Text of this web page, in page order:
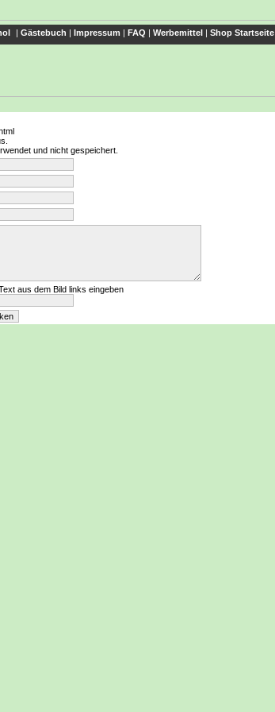
| Gästebuch | Impressum | FAQ | Werbemittel | Shop Startseite
und nicht gespeichert.
aus dem Bild links eingeben